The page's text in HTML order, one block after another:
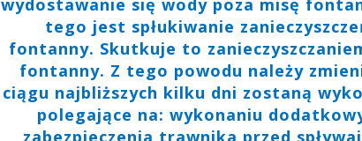
wydostawanie się wody poza misę
tego jest spłukiwanie
fontanny. Skutkuje to
fontanny. Z tego powodu należy
ciągu najbliższych kilku dni zostaną
polegające na: wykonaniu
zabezpieczenia trawnika przed